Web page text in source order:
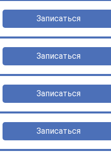
Записаться
Записаться
Записаться
Записаться